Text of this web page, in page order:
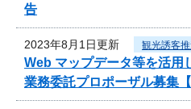
告
2023年8月1日更新 観光誘客
Web マップデータ等を活用
業務委託プロポーザル募集【